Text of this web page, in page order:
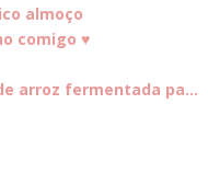
almoço
comigo ♥
arroz fermentada pa...